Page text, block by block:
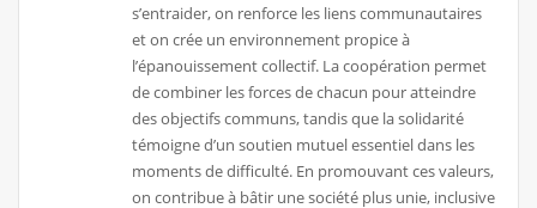
s’entraider, on renforce les liens communautaires
et on crée un environnement propice à
l’épanouissement collectif. La coopération permet
de combiner les forces de chacun pour atteindre
des objectifs communs, tandis que la solidarité
témoigne d’un soutien mutuel essentiel dans les
moments de difficulté. En promouvant ces valeurs,
on contribue à bâtir une société plus unie, inclusive